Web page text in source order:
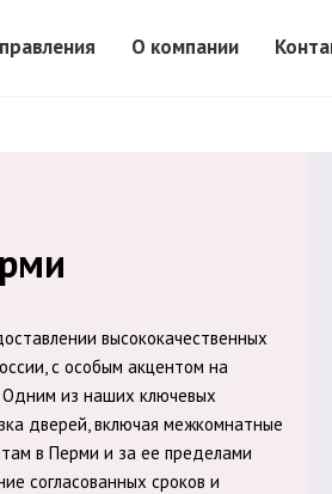
О компании
высококачественных
с особым акцентом на
Одним из наших ключевых
дверей, включая межкомнатные
в Перми и за ее пределами
согласованных сроков и